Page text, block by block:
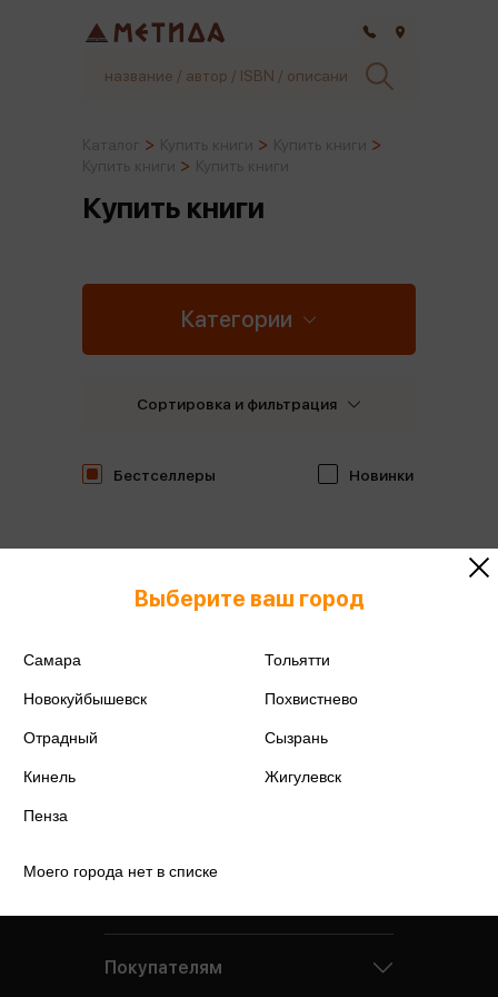
Купить книги
Категории
Бестселлеры Новинки
Сортировка и фильтрация
Выберите ваш город
Самара Тольятти
Новокуйбышевск Похвистнево
Отрадный Сызрань
Кинель Жигулевск
Пенза
Моего города нет в списке
Покупателям